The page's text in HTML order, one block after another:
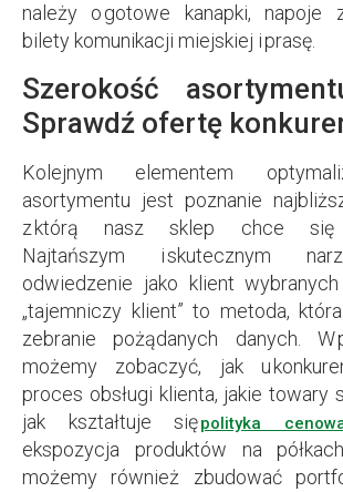
należy o gotowe kanapki, napoje
bilety komunikacji miejskiej i prasę.
Szerokość
Sprawdź ofertę
Kolejnym elementem
asortymentu jest poznanie
z którą nasz sklep chce się
Najtańszym i skutecznym
odwiedzenie jako klient
„tajemniczy klient” to metoda,
zebranie pożądanych danych. W
możemy zobaczyć, jak u
proces obsługi klienta, jakie towary
jak kształtuje siępolityka
ekspozycja produktów na
możemy również zbudować